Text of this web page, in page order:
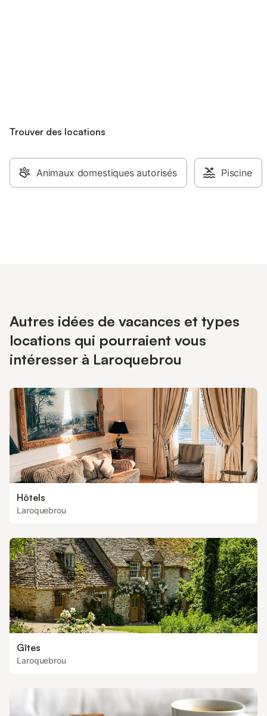
Trouver des locations
Animaux domestiques autorisés Piscine
Autres idées de vacances et types
locations qui pourraient vous
intéresser à Laroquebrou
Hôtels
Laroquebrou
Gîtes
Laroquebrou